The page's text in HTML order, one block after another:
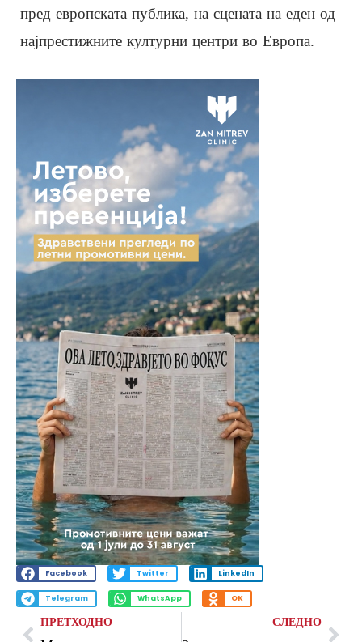
пред европската публика, на сцената на еден од
најпрестижните културни центри во Европа.
Facebook Twitter LinkedIn
Telegram WhatsApp OK
ПРЕТХОДНО СЛЕДНО